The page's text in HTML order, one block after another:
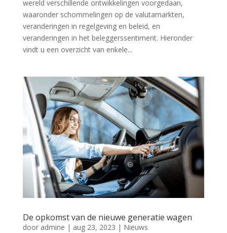
wereld verschillende ontwikkelingen voorgedaan,
waaronder schommelingen op de valutamarkten,
veranderingen in regelgeving en beleid, en
veranderingen in het beleggerssentiment. Hieronder
vindt u een overzicht van enkele...
De opkomst van de nieuwe generatie wagen
door admine | aug 23, 2023 | Nieuws